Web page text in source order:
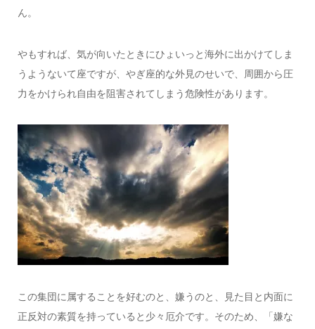
ん。
やもすれば、気が向いたときにひょいっと海外に出かけてしま
うようないて座ですが、やぎ座的な外見のせいで、周囲から圧
力をかけられ自由を阻害されてしまう危険性があります。
この集団に属することを好むのと、嫌うのと、見た目と内面に
正反対の素質を持っていると少々厄介です。そのため、「嫌な